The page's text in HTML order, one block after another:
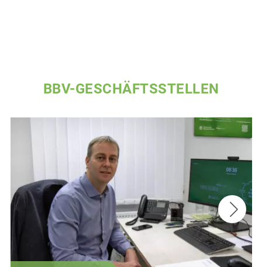
BBV-GESCHÄFTSSTELLEN